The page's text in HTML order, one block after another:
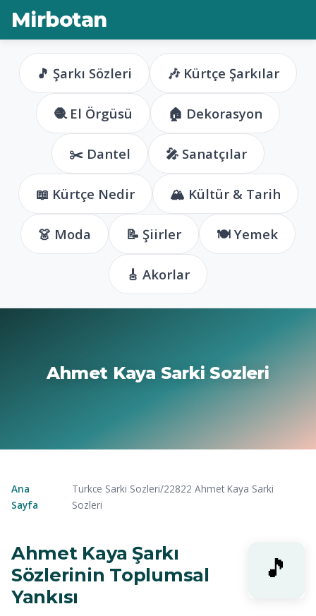
Mirbotan
🎵 Şarkı Sözleri 🎶 Kürtçe Şarkılar
🧶 El Örgüsü 🏠 Dekorasyon
✂️ Dantel 🎤 Sanatçılar
📖 Kürtçe Nedir 🏔️ Kültür & Tarih
👗 Moda 📝 Şiirler 🍽️ Yemek
🎸 Akorlar
Ahmet Kaya Sarki Sozleri
Ana
Sayfa
Turkce Sarki Sozleri/22822 Ahmet Kaya Sarki
Sozleri
Ahmet Kaya Şarkı
Sözlerinin Toplumsal
Yankısı